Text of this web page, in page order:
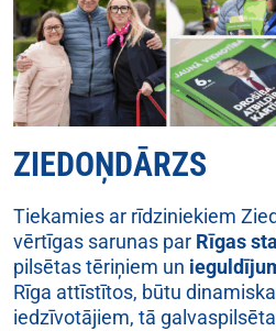
ZIEDOŅDĀRZS
Tiekamies ar rīdziniekiem
vērtīgas sarunas par Rīgas
pilsētas tēriņiem un
Rīga attīstītos, būtu
iedzīvotājiem, tā